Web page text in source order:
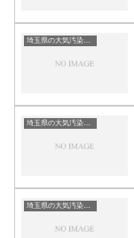
埼玉県の大気汚染・PM2.5・黄砂・エアロゾルの数値
埼玉県の大気汚染・PM2.5・黄砂・エアロゾルの数値
埼玉県の大気汚染・PM2.5・黄砂・エアロゾルの数値